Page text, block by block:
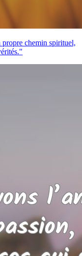
chemin spirituel,